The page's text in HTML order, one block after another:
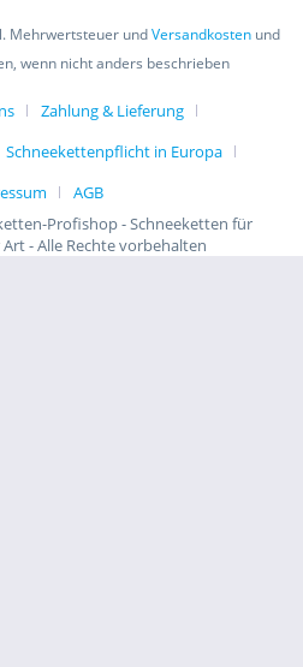
Mehrwertsteuer undVersandkostenund
wenn nicht anders beschrieben
Zahlung & Lieferung
Schneekettenpflicht in Europa
AGB
Profishop - Schneeketten für
- Alle Rechte vorbehalten